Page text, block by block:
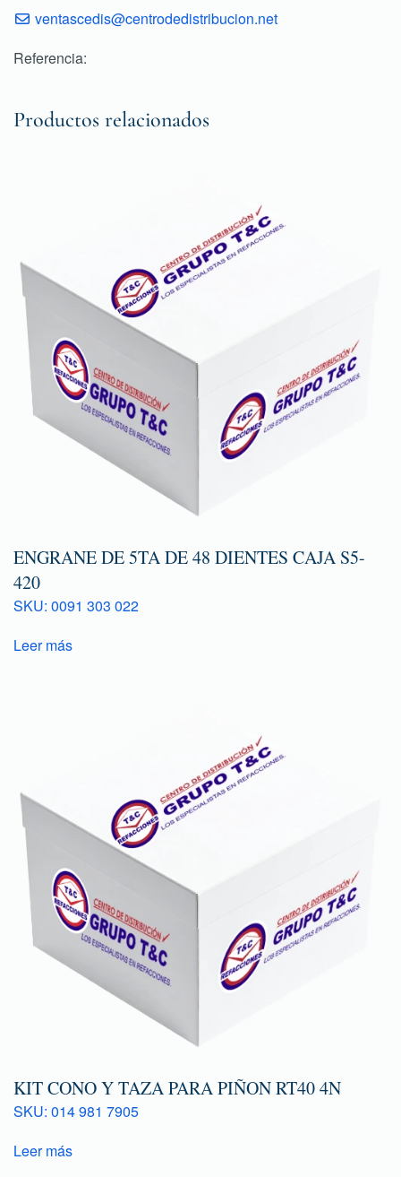
ventascedis@centrodedistribucion.net
Referencia:
Productos relacionados
ENGRANE DE 5TA DE 48 DIENTES CAJA S5-
420
SKU: 0091 303 022
Leer más
KIT CONO Y TAZA PARA PIÑON RT40 4N
SKU: 014 981 7905
Leer más